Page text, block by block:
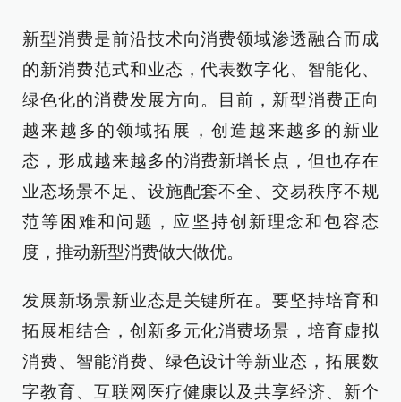
新型消费是前沿技术向消费领域渗透融合而成
的新消费范式和业态，代表数字化、智能化、
绿色化的消费发展方向。目前，新型消费正向
越来越多的领域拓展，创造越来越多的新业
态，形成越来越多的消费新增长点，但也存在
业态场景不足、设施配套不全、交易秩序不规
范等困难和问题，应坚持创新理念和包容态
度，推动新型消费做大做优。
发展新场景新业态是关键所在。要坚持培育和
拓展相结合，创新多元化消费场景，培育虚拟
消费、智能消费、绿色设计等新业态，拓展数
字教育、互联网医疗健康以及共享经济、新个